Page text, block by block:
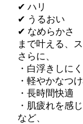
✔ ハリ
✔ うるおい
✔ なめらかさ
まで叶える、
さらに、
・白浮きしに
・軽やかなつ
・長時間快適
・肌疲れを感
など、